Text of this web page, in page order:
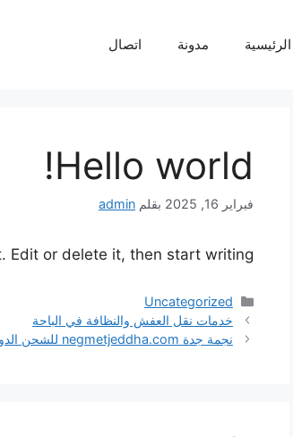
مدونة اتصال
Hello world!
فبراير 16, 2025 بقلم admin
Edit or delete it, then start writing!
التصنيفات
Uncategorized
خدمات نقل العفش والنظافة في الباحة
نجمة جدة negmetjeddha.com للشحن الدولي